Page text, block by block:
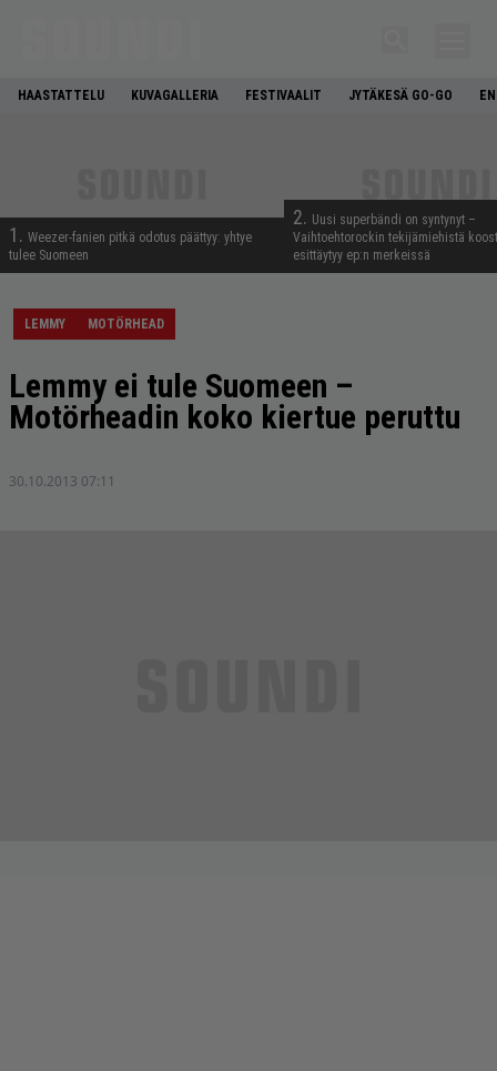
HAASTATTELU KUVAGALLERIA FESTIVAALIT JYTÄKESÄ GO-GO
1. Weezer-fanien pitkä odotus päättyy: yhtye
tulee Suomeen
2. Uusi superbändi on syntynyt –
Vaihtoehtorockin tekijämiehistä
esittäytyy ep:n merkeissä
LEMMY MOTÖRHEAD
Lemmy ei tule Suomeen –
Motörheadin koko kiertue peruttu
30.10.2013 07:11